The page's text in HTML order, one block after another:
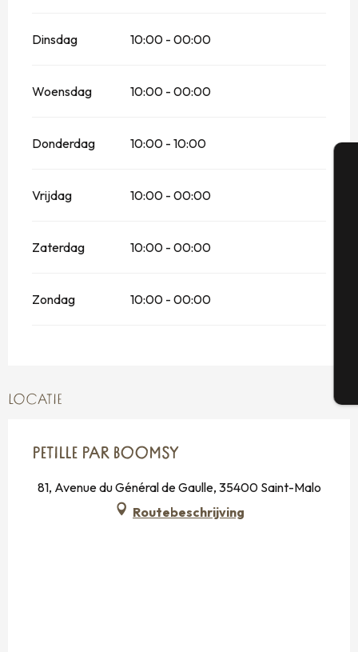
Dinsdag 10:00 - 00:00
Woensdag 10:00 - 00:00
Donderdag 10:00 - 10:00
Vrijdag 10:00 - 00:00
Zaterdag 10:00 - 00:00
Zondag 10:00 - 00:00
LOCATIE
PETILLE PAR BOOMSY
81, Avenue du Général de Gaulle, 35400 Saint-Malo
Routebeschrijving